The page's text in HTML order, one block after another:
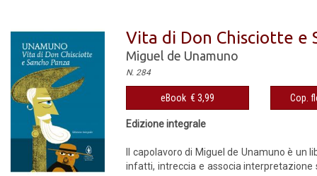
Vita di Don Chisciotte e
Miguel de Unamuno
N. 284
eBook € 3,99 Cop.
Edizione integrale
Il capolavoro di Miguel de Unamuno è un
infatti, intreccia e associa interpretazione